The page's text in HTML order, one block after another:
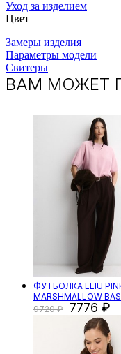
Уход за изделием
Цвет
Замеры изделия
Параметры модели
Свитеры
ВАМ МОЖЕТ
ФУТБОЛКА LLIU
MARSHMALLOW
9720
7776